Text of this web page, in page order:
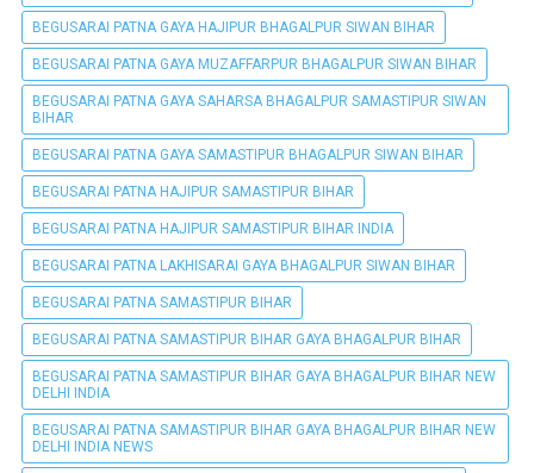
BEGUSARAI PATNA GAYA HAJIPUR BHAGALPUR SIWAN BIHAR
BEGUSARAI PATNA GAYA MUZAFFARPUR BHAGALPUR SIWAN BIHAR
BEGUSARAI PATNA GAYA SAHARSA BHAGALPUR SAMASTIPUR SIWAN
BIHAR
BEGUSARAI PATNA GAYA SAMASTIPUR BHAGALPUR SIWAN BIHAR
BEGUSARAI PATNA HAJIPUR SAMASTIPUR BIHAR
BEGUSARAI PATNA HAJIPUR SAMASTIPUR BIHAR INDIA
BEGUSARAI PATNA LAKHISARAI GAYA BHAGALPUR SIWAN BIHAR
BEGUSARAI PATNA SAMASTIPUR BIHAR
BEGUSARAI PATNA SAMASTIPUR BIHAR GAYA BHAGALPUR BIHAR
BEGUSARAI PATNA SAMASTIPUR BIHAR GAYA BHAGALPUR BIHAR NEW
DELHI INDIA
BEGUSARAI PATNA SAMASTIPUR BIHAR GAYA BHAGALPUR BIHAR NEW
DELHI INDIA NEWS